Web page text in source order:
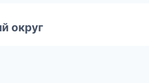
округ